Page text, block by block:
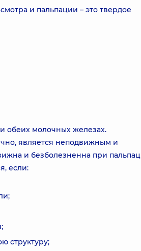
и пальпации – это твердое
обеих молочных железах.
является неподвижным и
и безболезненна при
если:
структуру;